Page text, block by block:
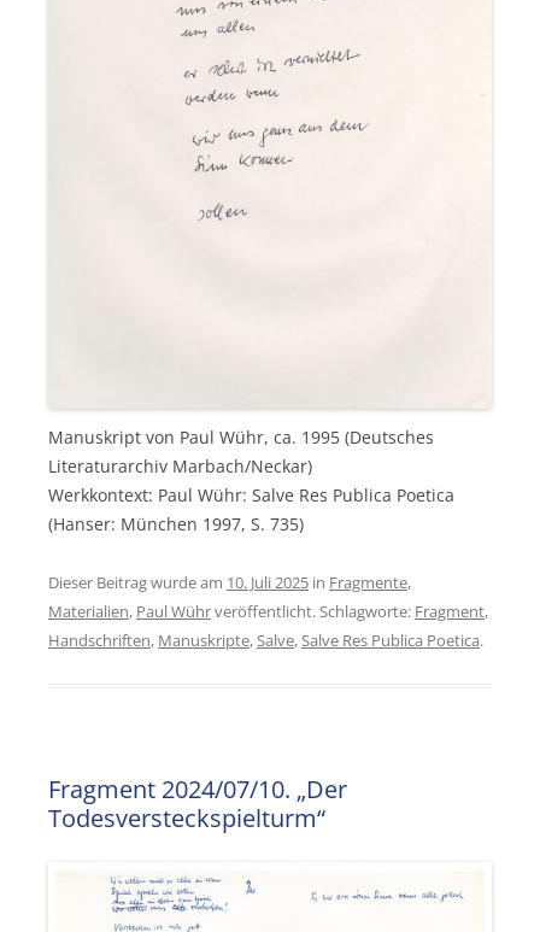
Manuskript von Paul Wühr, ca. 1995 (Deutsches
Literaturarchiv Marbach/Neckar)
Werkkontext: Paul Wühr: Salve Res Publica Poetica
(Hanser: München 1997, S. 735)
Dieser Beitrag wurde am 10. Juli 2025in Fragmente,
Materialien, Paul Wührveröffentlicht. Schlagworte: Fragment,
Handschriften, Manuskripte,Salve,Salve Res Publica Poetica.
Fragment 2024/07/10. „Der
Todesversteckspielturm“